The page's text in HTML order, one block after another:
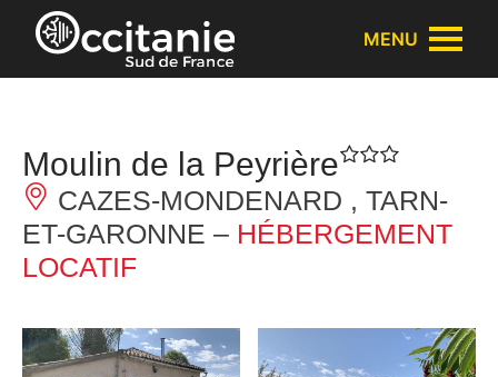
Panneau de gestion des cookies
MENU
Moulin de la Peyrière
CAZES-MONDENARD , TARN-
ET-GARONNE – HÉBERGEMENT
LOCATIF